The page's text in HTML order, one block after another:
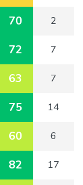
70 2
72 7
63 7
75 14
60 6
82 17